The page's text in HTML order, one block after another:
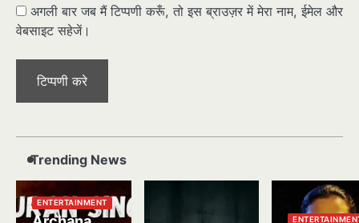
अगली बार जब मैं टिप्पणी करूँ, तो इस ब्राउज़र में मेरा नाम, ईमेल और
वेबसाइट सहेजें।
Trending News
ENTERTAINMENT